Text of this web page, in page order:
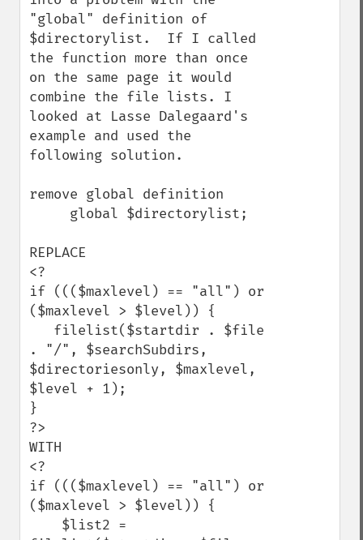
"global" definition of
$directorylist.  If I called
the function more than once
on the same page it would
combine the file lists. I
looked at Lasse Dalegaard's
example and used the
following solution.
remove global definition
REPLACE
<?
if ((($maxlevel) == "all") or
($maxlevel > $level)) {
. "/", $searchSubdirs,
$directoriesonly, $maxlevel,
$level + 1);
}
?>
WITH
<?
if ((($maxlevel) == "all") or
($maxlevel > $level)) {